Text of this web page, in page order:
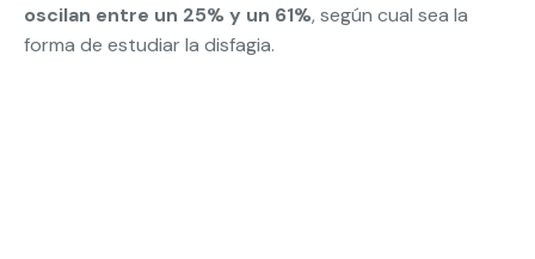
oscilan entre un 25% y un 61%, según cual sea la
forma de estudiar la disfagia.